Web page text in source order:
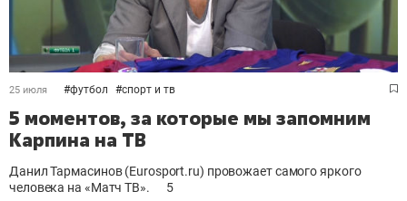
25 июля #футбол #спорт и тв
5 моментов, за которые мы запомним
Карпина на ТВ
Данил Тармасинов (Eurosport.ru) провожает самого яркого
человека на «Матч ТВ».
5